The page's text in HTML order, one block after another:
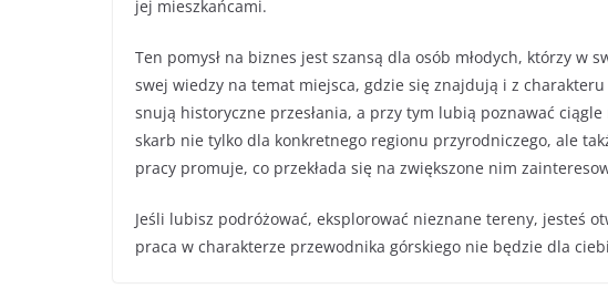
jej mieszkańcami.
Ten pomysł na biznes jest szansą dla osób młodych, którzy w
swej wiedzy na temat miejsca, gdzie się znajdują i z
snują historyczne przesłania, a przy tym lubią poznawać
skarb nie tylko dla konkretnego regionu przyrodniczego, ale
pracy promuje, co przekłada się na zwiększone nim
Jeśli lubisz podróżować, eksplorować nieznane tereny, jesteś
praca w charakterze przewodnika górskiego nie będzie dla